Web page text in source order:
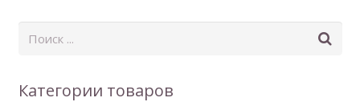
Категории товаров